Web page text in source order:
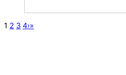
1 2 3 4›»